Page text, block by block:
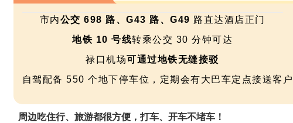
市内公交 698 路、G43 路、G49 路直达酒店正门
地铁 10 号线转乘公交 30 分钟可达
禄口机场可通过地铁无缝接驳
自驾配备 550 个地下停车位，定期会有大巴车定点接送客
周边吃住行、旅游都很方便，打车、开车不堵车！